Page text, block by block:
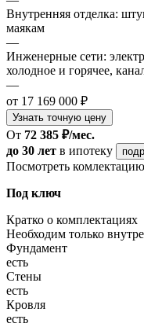
Внутренняя отделка:
маякам
—
Инженерные сети:
холодное и горячее,
—
от 17 169 000 ₽
Узнать точную цену
От 72 385 ₽/мес.
до 30 лет в ипотеку
Посмотреть комлектацию
Под ключ
Кратко о комплектациях
Необходим только
Фундамент
есть
Стены
есть
Кровля
есть